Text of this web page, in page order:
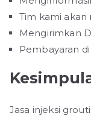
Tim kami akan
Mengirimkan
Pembayaran
Jasa injeksi